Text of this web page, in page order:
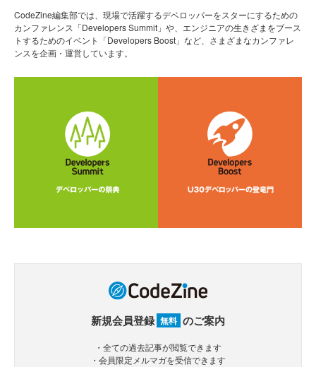
CodeZine編集部では、現場で活躍するデベロッパーをスターにするための
カンファレンス「Developers Summit」や、エンジニアの生きざまをブース
トするためのイベント「Developers Boost」など、さまざまなカンファレ
ンスを企画・運営しています。
新規会員登録 無料 のご案内
・全ての過去記事が閲覧できます
・会員限定メルマガを受信できます